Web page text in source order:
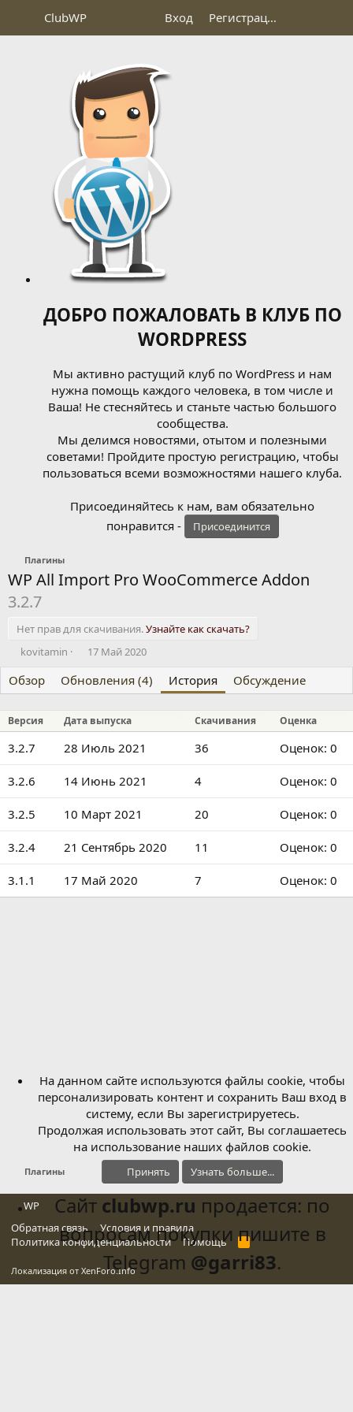
ClubWP Вход Регистрация
ДОБРО ПОЖАЛОВАТЬ В КЛУБ ПО
WORDPRESS
Мы активно растущий клуб по WordPress и нам
нужна помощь каждого человека, в том числе и
Ваша! Не стесняйтесь и станьте частью большого
сообщества.
Мы делимся новостями, отытом и полезными
советами! Пройдите простую регистрацию, чтобы
пользоваться всеми возможностями нашего клуба.
Присоединяйтесь к нам, вам обязательно
понравится -
Присоединится
Плагины
WP All Import Pro WooCommerce Addon
3.2.7
Нет прав для скачивания.Узнайте как скачать?
А
т
о
kovitamin
Д
т
а
о
з
д
а
н
17 Май 2020
Обзор Обновления (4) История Обсуждение
Версия Дата выпуска Скачивания Оценка
3.2.7 28 Июль 2021 36
0
.
0
0
з
в
ё
з
д
Оценок: 0
3.2.6 14 Июнь 2021 4
0
.
0
0
з
в
ё
з
Оценок: 0
3.2.5 10 Март 2021 20
0
.
0
0
з
в
Оценок: 0
3.2.4 21 Сентябрь 2020 11
0
.
0
0
Оценок: 0
3.1.1 17 Май 2020 7
0
.
Оценок: 0
Плагины
WP
Обратная связь
Условия и правила
Политика конфиденциальности
Помощь
R
S
Локализация от XenForo.Info
На данном сайте используются файлы cookie, чтобы
персонализировать контент и сохранить Ваш вход в
систему, если Вы зарегистрируетесь.
Продолжая использовать этот сайт, Вы соглашаетесь
на использование наших файлов cookie.
Принять Узнать больше...
Сайт clubwp.ru продается: по
вопросам покупки пишите в
Telegram @garri83.